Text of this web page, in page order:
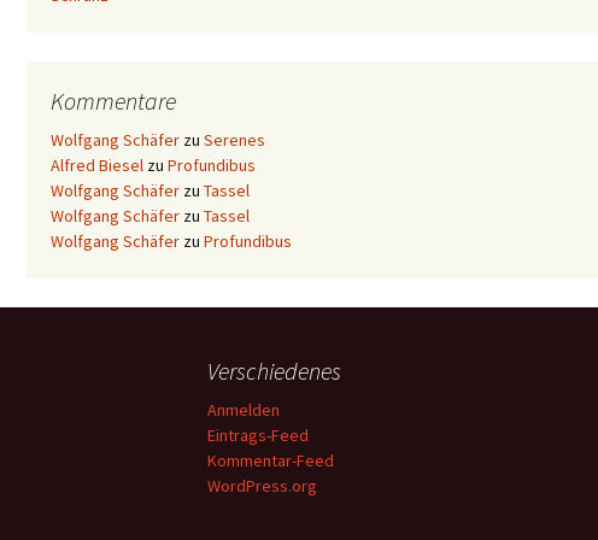
Kommentare
Wolfgang Schäfer zu Serenes
Alfred Biesel zu Profundibus
Wolfgang Schäfer zu Tassel
Wolfgang Schäfer zu Tassel
Wolfgang Schäfer zu Profundibus
Verschiedenes
Anmelden
Eintrags-Feed
Kommentar-Feed
WordPress.org